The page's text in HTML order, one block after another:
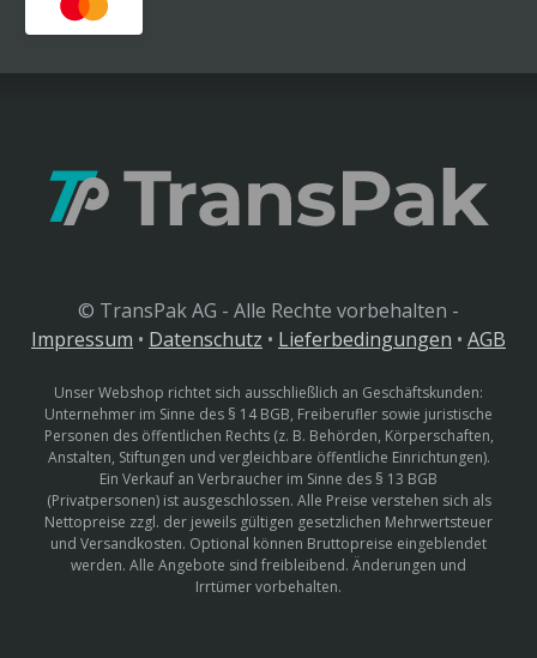
© TransPak AG - Alle Rechte vorbehalten -
Impressum • Datenschutz • Lieferbedingungen • AGB
Unser Webshop richtet sich ausschließlich an Geschäftskunden:
Unternehmer im Sinne des § 14 BGB, Freiberufler sowie juristische
Personen des öffentlichen Rechts (z. B. Behörden, Körperschaften,
Anstalten, Stiftungen und vergleichbare öffentliche Einrichtungen).
Ein Verkauf an Verbraucher im Sinne des § 13 BGB
(Privatpersonen) ist ausgeschlossen. Alle Preise verstehen sich als
Nettopreise zzgl. der jeweils gültigen gesetzlichen Mehrwertsteuer
und Versandkosten. Optional können Bruttopreise eingeblendet
werden. Alle Angebote sind freibleibend. Änderungen und
Irrtümer vorbehalten.